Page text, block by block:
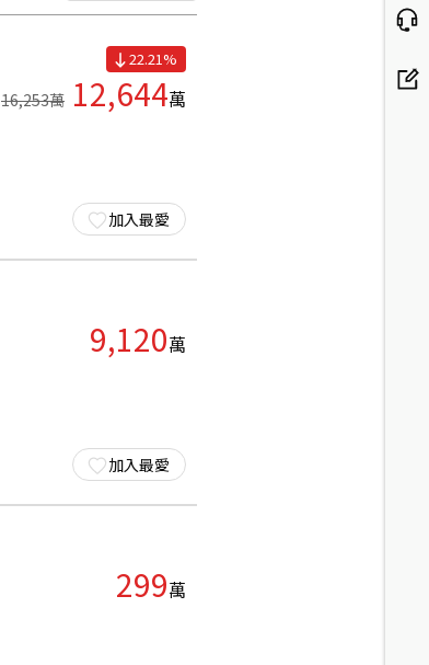
22.21%
16,253萬 12,644萬
加入最愛
9,120萬
加入最愛
299萬